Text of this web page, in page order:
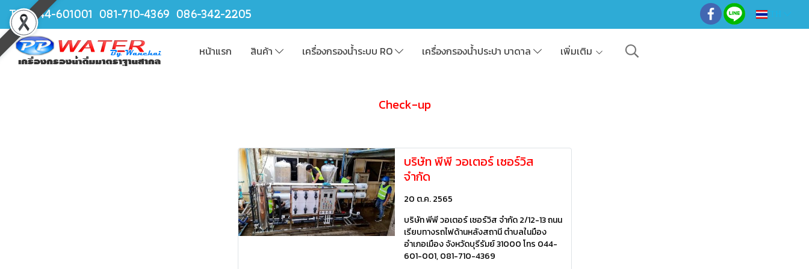
TEL.044-601001 081-710-4369 086-342-2205 TH
หน้าแรก สินค้า เครื่องกรองน้ำระบบ RO เครื่องกรองน้ำประปา บาดาล เพิ่มเติม
Check-up
บริษัท พีพี วอเตอร์ เซอร์วิส
จำกัด
20 ต.ค. 2565
บริษัท พีพี วอเตอร์ เซอร์วิส จำกัด 2/12-13 ถนน
เรียบทางรถไฟด้านหลังสถานี ตำบลในมือง
อำเภอเมือง จังหวัดบุรีรัมย์ 31000 โทร 044-
601-001, 081-710-4369